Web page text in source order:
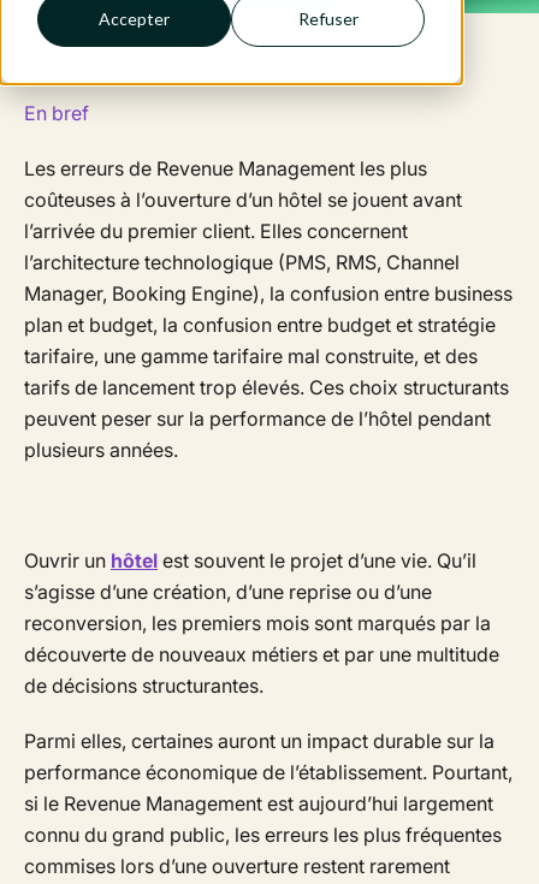
Accepter Refuser
En bref
Les erreurs de Revenue Management les plus
coûteuses à l’ouverture d’un hôtel se jouent avant
l’arrivée du premier client. Elles concernent
l’architecture technologique (PMS, RMS, Channel
Manager, Booking Engine), la confusion entre business
plan et budget, la confusion entre budget et stratégie
tarifaire, une gamme tarifaire mal construite, et des
tarifs de lancement trop élevés. Ces choix structurants
peuvent peser sur la performance de l’hôtel pendant
plusieurs années.
Ouvrir un hôtel est souvent le projet d’une vie. Qu’il
s’agisse d’une création, d’une reprise ou d’une
reconversion, les premiers mois sont marqués par la
découverte de nouveaux métiers et par une multitude
de décisions structurantes.
Parmi elles, certaines auront un impact durable sur la
performance économique de l’établissement. Pourtant,
si le Revenue Management est aujourd’hui largement
connu du grand public, les erreurs les plus fréquentes
commises lors d’une ouverture restent rarement